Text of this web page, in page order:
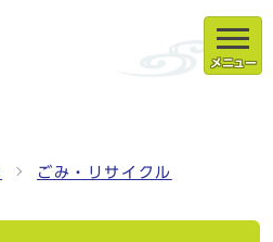
メニュー
ごみ・リサイクル